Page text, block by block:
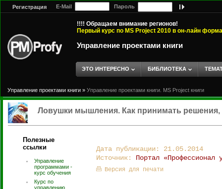
Регистрация E-Mail Пароль
!!!! Обращаем внимание регионов!
Первый курс по MS Project 2010 в он-лайн
Управление проектами книги
ЭТО ИНТЕРЕСНО БИБЛИОТЕКА
Управление проектами книги » Управление проектами книги. MS Project книги
Ловушки мышления. Как принимать
Полезные
ссылки
Управление
программами -
курс обучения
Курс по
управлению
Дата публикации: 21.05.2014
Источник: Портал «Профессионал
Версия для печати